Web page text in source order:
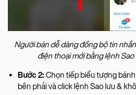
Người bán dễ dàng đồng bộ tin
điện thoại mới bằng lệnh
Bước 2: Chọn tiếp biểu tượng
bên phải và click lệnh Sao lưu &